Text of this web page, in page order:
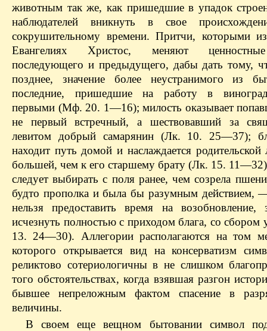
животным так же, как пришедшие в упадок
наблюдателей вникнуть в свое
сокрушительному времени. Притчи, которыми
Евангелиях Христос, меняют
последующего и предыдущего, дабы дать тому,
позднее, значение более неустранимого из
последние, пришедшие на работу в
первыми (Мф. 20. 1—16); милость оказывает
не первый встречный, а шествовавший за
левитом добрый самарянин (Лк. 10. 25—37);
находит путь домой и наслаждается
большей, чем к его старшему брату (Лк. 15.
следует выбирать с поля ранее, чем созрела
будто прополка и была бы разумным действием,
нельзя предоставить время на
исчезнуть полностью с приходом блага, со
13. 24—30). Аллегории располагаются на том
которого открывается вид на консерватизм
реликтово сотериологичны в не слишком
того обстоятельствах, когда взявшая разгон
бывшее непреложным фактом спасение в
величины.
В своем еще вещном бытовании символ